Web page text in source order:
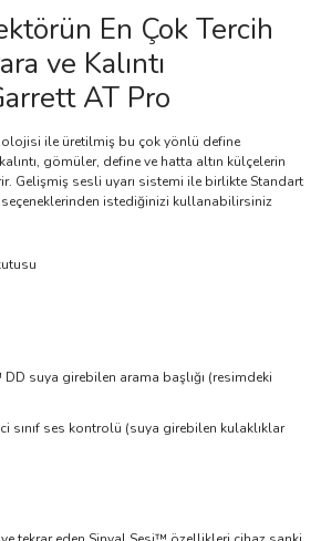
En Çok Tercih
ve Kalıntı
AT Pro
ile üretilmiş bu çok yönlü define
gömüler, define ve hatta altın külçelerin
Gelişmiş sesli uyarı sistemi ile birlikte Standart
istediğinizi kullanabilirsiniz
suya girebilen arama başlığı (resimdeki
sınıf ses kontrolü (suya girebilen kulaklıklar